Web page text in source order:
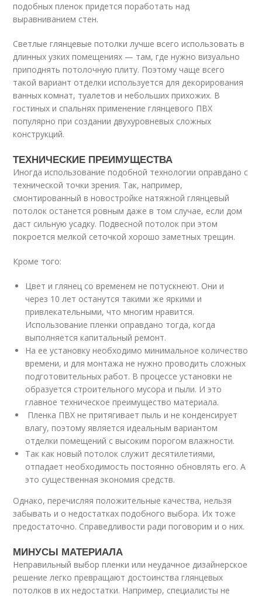
подобных пленок придется поработать над
выравниванием стен.
Светлые глянцевые потолки лучше всего использовать в
длинных узких помещениях — там, где нужно визуально
приподнять потолочную плиту. Поэтому чаще всего
такой вариант отделки используется для декорирования
ванных комнат, туалетов и небольших прихожих. В
гостиных и спальнях применение глянцевого ПВХ
популярно при создании двухуровневых сложных
конструкций.
ТЕХНИЧЕСКИЕ ПРЕИМУЩЕСТВА
Иногда использование подобной технологии оправдано с
технической точки зрения. Так, например,
смонтированный в новостройке натяжной глянцевый
потолок останется ровным даже в том случае, если дом
даст сильную усадку. Подвесной потолок при этом
покроется мелкой сеточкой хорошо заметных трещин.
Кроме того:
Цвет и глянец со временем не потускнеют. Они и
через 10 лет останутся такими же яркими и
привлекательными, что многим нравится.
Использование пленки оправдано тогда, когда
выполняется капитальный ремонт.
На ее установку необходимо минимальное количество
времени, и для монтажа не нужно проводить сложных
подготовительных работ. В процессе установки не
образуется строительного мусора и пыли. И это
главное техническое преимущество материала.
Пленка ПВХ не притягивает пыль и не конденсирует
влагу, поэтому является идеальным вариантом
отделки помещений с высоким порогом влажности.
Так как новый потолок служит десятилетиями,
отпадает необходимость постоянно обновлять его. А
это существенная экономия средств.
Однако, перечисляя положительные качества, нельзя
забывать и о недостатках подобного выбора. Их тоже
предостаточно. Справедливости ради поговорим и о них.
МИНУСЫ МАТЕРИАЛА
Неправильный выбор пленки или неудачное дизайнерское
решение легко превращают достоинства глянцевых
потолков в их недостатки. Например, специалисты не